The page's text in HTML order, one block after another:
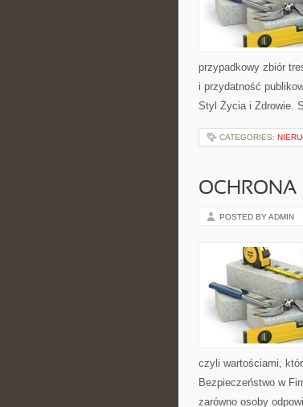
przypadkowy zbiór
i przydatność
Styl Życia i Zdrowie.
CATEGORIES:
OCHRONA
POSTED BY ADMIN
czyli wartościami,
Bezpieczeństwo w
zarówno osoby